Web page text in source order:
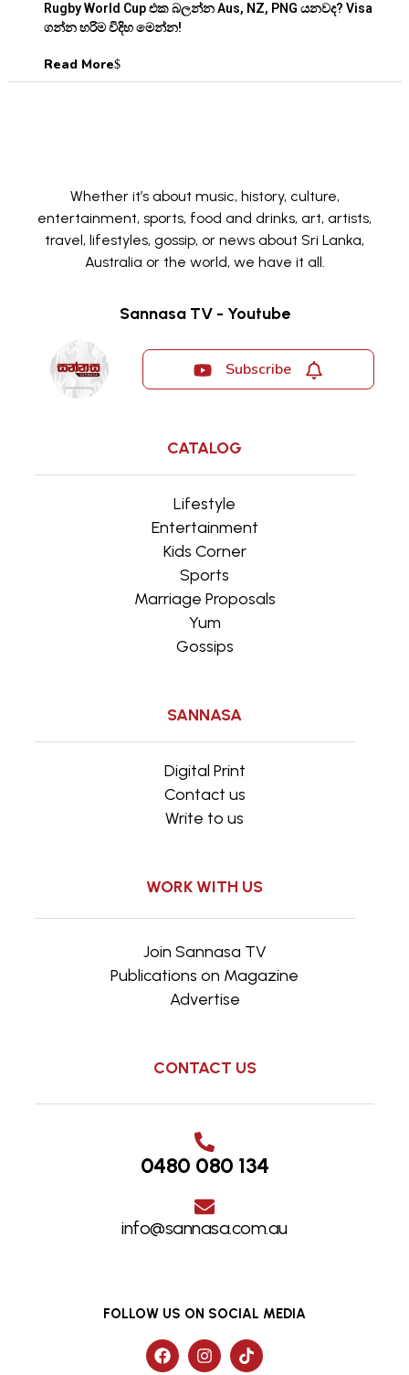
Rugby World Cup එක බලන්න Aus, NZ, PNG යනවද? Visa
ගන්න හරිම විදිහ මෙන්න!
Read More
Whether it’s about music, history, culture,
entertainment, sports, food and drinks, art, artists,
travel, lifestyles, gossip, or news about Sri Lanka,
Australia or the world, we have it all.
Sannasa TV - Youtube
Subscribe
CATALOG
Lifestyle
Entertainment
Kids Corner
Sports
Marriage Proposals
Yum
Gossips
SANNASA
Digital Print
Contact us
Write to us
WORK WITH US
Join Sannasa TV
Publications on Magazine
Advertise
CONTACT US
0480 080 134
info@sannasa.com.au
FOLLOW US ON SOCIAL MEDIA